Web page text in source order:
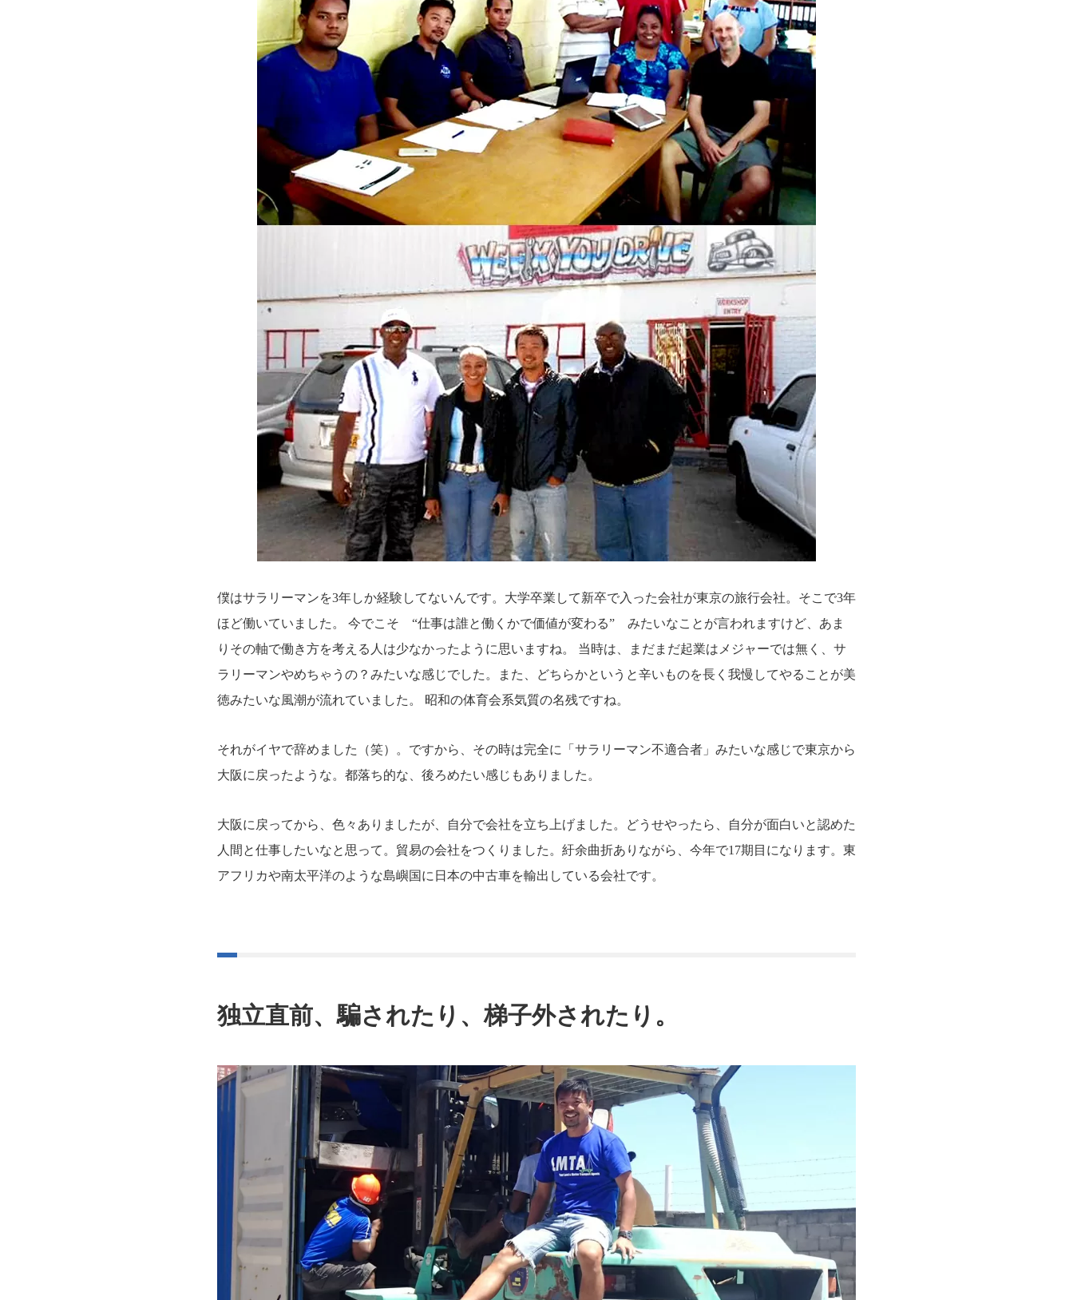
僕はサラリーマンを3年しか経験してないんです。大学卒業して新卒で入った会社が東京の旅行会社。そこで3年
ほど働いていました。 今でこそ “仕事は誰と働くかで価値が変わる” みたいなことが言われますけど、あま
りその軸で働き方を考える人は少なかったように思いますね。 当時は、まだまだ起業はメジャーでは無く、サ
ラリーマンやめちゃうの？みたいな感じでした。また、どちらかというと辛いものを長く我慢してやることが美
徳みたいな風潮が流れていました。 昭和の体育会系気質の名残ですね。
それがイヤで辞めました（笑）。ですから、その時は完全に「サラリーマン不適合者」みたいな感じで東京から
大阪に戻ったような。都落ち的な、後ろめたい感じもありました。
大阪に戻ってから、色々ありましたが、自分で会社を立ち上げました。どうせやったら、自分が面白いと認めた
人間と仕事したいなと思って。貿易の会社をつくりました。紆余曲折ありながら、今年で17期目になります。東
アフリカや南太平洋のような島嶼国に日本の中古車を輸出している会社です。
独立直前、騙されたり、梯子外されたり。